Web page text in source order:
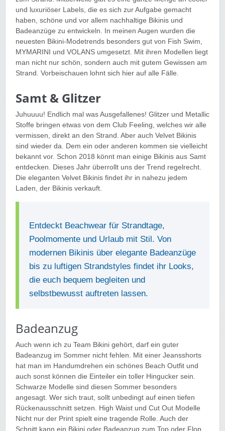
und luxuriöser Labels, die es sich zur Aufgabe gemacht
haben, schöne und vor allem nachhaltige Bikinis und
Badeanzüge zu entwickeln. In meinen Augen wurden die
neuesten Bikini-Modetrends besonders gut von Fish Swim,
MYMARINI und VOLANS umgesetzt. Mit ihren Modellen liegt
man nicht nur schön, sondern auch mit gutem Gewissen am
Strand. Vorbeischauen lohnt sich hier auf alle Fälle.
Samt & Glitzer
Juhuuuu! Endlich mal was Ausgefallenes! Glitzer und Metallic
Stoffe bringen etwas von dem Club Feeling, welches wir alle
vermissen, direkt an den Strand. Aber auch Velvet Bikinis
sind wieder da. Dem ein oder anderen kommen sie vielleicht
bekannt vor. Schon 2018 könnt man einige Bikinis aus Samt
entdecken. Dieses Jahr überrollt uns der Trend regelrecht.
Die eleganten Velvet Bikinis findet ihr in nahezu jedem
Laden, der Bikinis verkauft.
Entdeckt Beachwear für Strandtage,
Poolmomente und Urlaub mit Stil. Von
modernen Bikinis über elegante Badeanzüge
bis zu luftigen Strandstyles findet ihr Looks,
die euch bequem begleiten und
selbstbewusst auftreten lassen.
Badeanzug
Auch wenn ich zu Team Bikini gehört, darf ein guter
Badeanzug im Sommer nicht fehlen. Mit einer Jeansshorts
hat man im Handumdrehen ein schönes Beach Outfit und
auch sonst können die Einteiler ein toller Hingucker sein.
Schwarze Modelle sind diesen Sommer besonders
angesagt. Wer sich traut, sollt unbedingt auf einen tiefen
Rückenausschnitt setzen. High Waist und Cut Out Modelle
Nicht nur der Print spielt eine tragende Rolle. Auch der
Schnitt kann ein Bikini oder Badeanzug zum Top oder Flop